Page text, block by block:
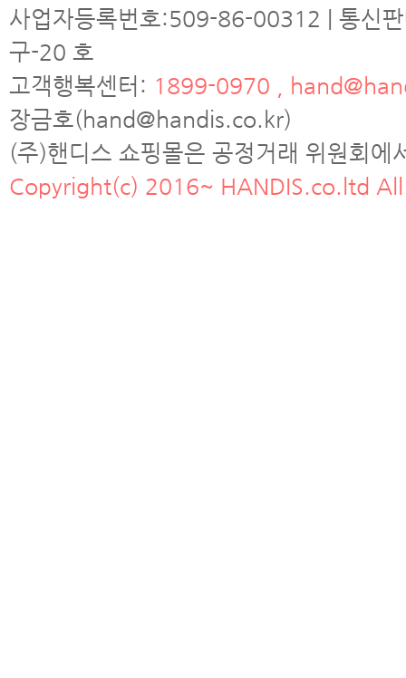
사업자등록번호:509-86-00312 | 통신
구-20 호
고객행복센터: 1899-0970 ,
장금호(hand@handis.co.kr)
(주)핸디스 쇼핑몰은 공정거래 위원회
Copyright(c) 2016~ HANDIS.co.ltd